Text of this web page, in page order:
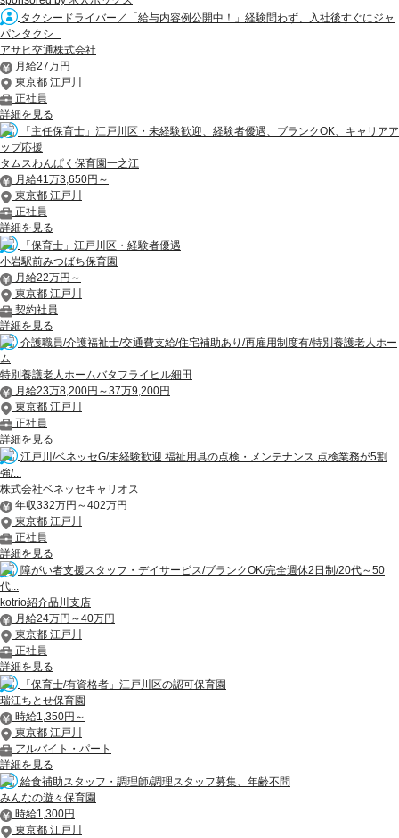
タクシードライバー／「給与内容例公開中！」経験問わず、入社後すぐにジャ
パンタクシ...
アサヒ交通株式会社
月給27万円
東京都 江戸川
正社員
詳細を見る
「主任保育士」江戸川区・未経験歓迎、経験者優遇、ブランクOK、キャリアア
ップ応援
タムスわんぱく保育園一之江
月給41万3,650円～
東京都 江戸川
正社員
詳細を見る
「保育士」江戸川区・経験者優遇
小岩駅前みつばち保育園
月給22万円～
東京都 江戸川
契約社員
詳細を見る
介護職員/介護福祉士/交通費支給/住宅補助あり/再雇用制度有/特別養護老人ホー
ム
特別養護老人ホームバタフライヒル細田
月給23万8,200円～37万9,200円
東京都 江戸川
正社員
詳細を見る
江戸川/ベネッセG/未経験歓迎 福祉用具の点検・メンテナンス 点検業務が5割
強/...
株式会社ベネッセキャリオス
年収332万円～402万円
東京都 江戸川
正社員
詳細を見る
障がい者支援スタッフ・デイサービス/ブランクOK/完全週休2日制/20代～50
代...
kotrio紹介品川支店
月給24万円～40万円
東京都 江戸川
正社員
詳細を見る
「保育士/有資格者」江戸川区の認可保育園
瑞江ちとせ保育園
時給1,350円～
東京都 江戸川
アルバイト・パート
詳細を見る
給食補助スタッフ・調理師/調理スタッフ募集、年齢不問
みんなの遊々保育園
時給1,300円
東京都 江戸川